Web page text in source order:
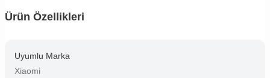
Ürün Özellikleri
Uyumlu Marka
Xiaomi